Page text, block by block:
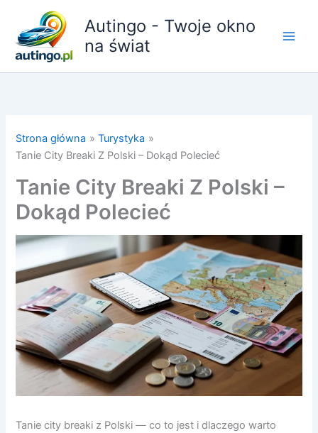
treści
Autingo - Twoje okno
na świat
Strona główna
Turystyka
Tanie City Breaki Z Polski – Dokąd Polecieć
Tanie City Breaki Z Polski –
Dokąd Polecieć
Tanie city breaki z Polski — co to jest i dlaczego warto